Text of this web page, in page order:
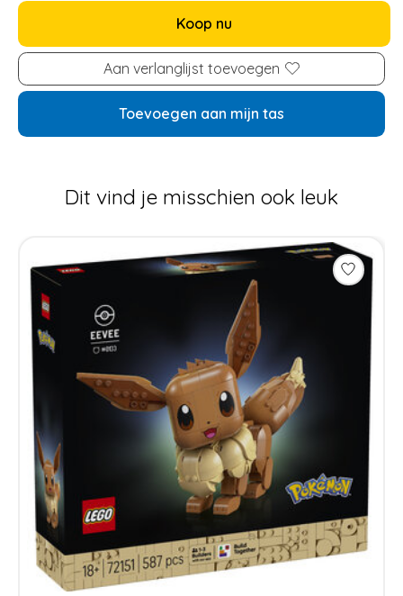
Koop nu
Aan verlanglijst toevoegen
Toevoegen aan mijn tas
Dit vind je misschien ook leuk